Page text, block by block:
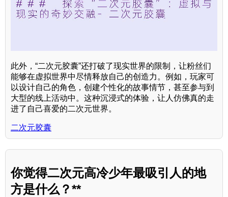
此外，“二次元胶囊”还打破了现实世界的限制，让粉丝们
能够在虚拟世界中尽情释放自己的创造力。例如，玩家可
以设计自己的角色，创建个性化的故事情节，甚至参与到
大型的线上活动中。这种沉浸式的体验，让人仿佛真的走
进了自己喜爱的二次元世界。
二次元胶囊
你觉得二次元高冷少年最吸引人的地
方是什么？**